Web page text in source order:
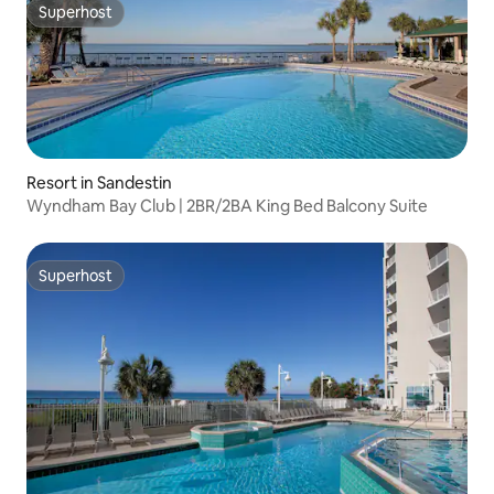
Superhost
Superhost
Resort in Sandestin
Wyndham Bay Club | 2BR/2BA King Bed Balcony Suite
Superhost
Superhost